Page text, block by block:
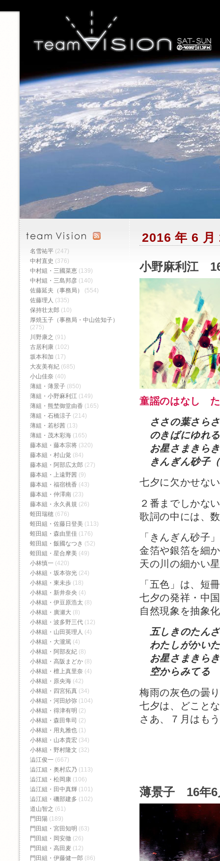
2016 年 6 月
小野麻利江
童謡のはなし
ささの葉さら
のきばにゆれ
お星さまきら
きんぎん砂子
七夕に欠かせな
２番までしかな
歌詞の中には、
「きんぎん砂子
金箔や銀箔を細
天の川の細かい
「五色」は、短
七夕の発祥・中
自然現象を抽象
五しきのたん
わたしがかい
お星さまきら
空からみてる
梅雨の灰色の曇
七夕は、どこと
さあ、７月はも
薄景子 16年6
名雪祐平 (247)
中村直史 (376)
中村組・三國菜恵 (139)
中村組・三島邦彦 (140)
佐藤延夫（事務局）
(554)
佐藤理人 (335)
保持壮太郎 (10)
厚焼玉子（事務局・中山佐知子）
(275)
川野康之 (91)
古居利康 (102)
坂本和加 (17)
大友美有紀 (685)
小山佳奈 (40)
薄組・薄景子 (850)
薄組・小野麻利江 (149)
薄組・熊埜御堂由香 (165)
薄組・石橋涼子 (214)
薄組・若杉茜 (13)
薄組・茂木彩海 (165)
藤本組・藤本宗将 (320)
藤本組・村山覚 (84)
藤本組・阿部広太郎 (27)
藤本組・上遠野茜 (9)
藤本組・福宿桃香‬ (43)
藤本組・仲澤南 (23)
藤本組・永久眞規 (26)
蛭田瑞穂 (676)
蛭田組・佐藤日登美 (113)
蛭田組・森由里佳 (176)
蛭田組・飯國なつき (52)
蛭田組・星合摩美 (49)
小林慎一 (420)
小林組・坂本弥光 (24)
小林組・東未歩 (18)
小林組・新井奈央 (4)
小林組・伊豆原浩太 (8)
小林組・廣瀬大 (8)
小林組・波多野三代 (12)
小林組・山田英理人 (4)
小林組・大瀧篤 (4)
小林組・阿部友紀 (8)
小林組・高阪まどか (8)
小林組・檀上真里奈 (4)
小林組・原央海 (42)
小林組・四宮拓真 (34)
小林組・河田紗弥 (104)
小林組・得津有明 (2)
小林組・森田隼司 (2)
小林組・用丸雅也 (1)
小林組・山本貴宏 (34)
小林組・野村隆文 (32)
澁江俊一 (667)
澁江組・奥村広乃 (113)
澁江組・松岡康 (106)
澁江組・田中真輝 (101)
澁江組・磯部建多 (102)
道山智之 (61)
門田陽 (189)
門田組・宮田知明 (63)
門田組・岡安徹 (26)
門田組・高田麦 (12)
門田組・伊藤健一郎 (86)